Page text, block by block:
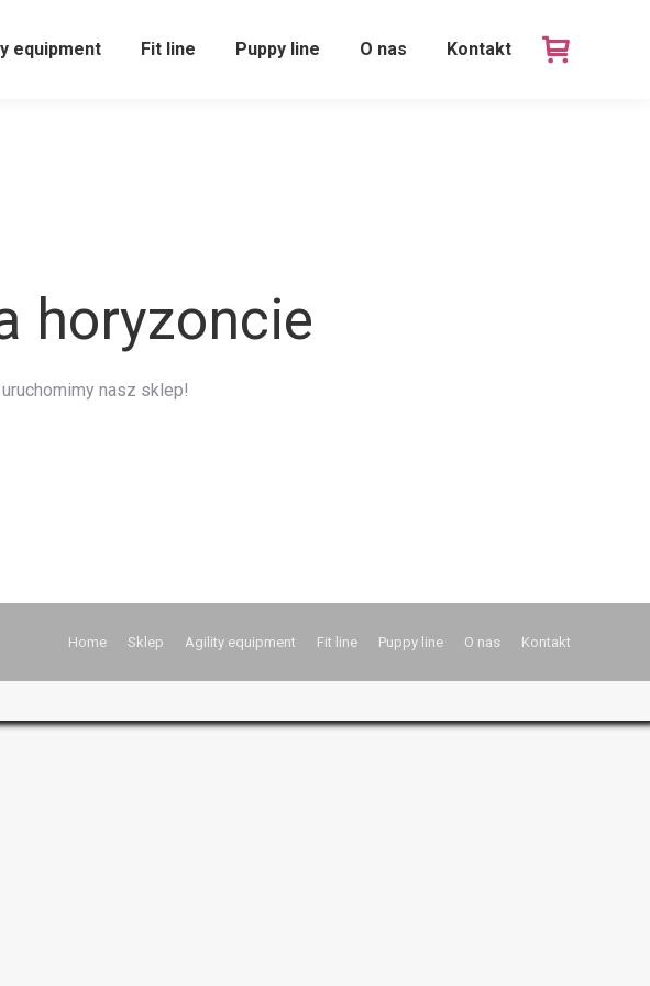
equipment Fit line Puppy line O nas Kontakt
horyzoncie
nasz sklep!
Home Sklep Agility equipment Fit line Puppy line O nas Kontakt